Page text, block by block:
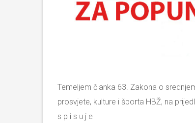
Temeljem članka 63. Zakona o
prosvjete, kulture i športa HBŽ, na
s p i s u j e